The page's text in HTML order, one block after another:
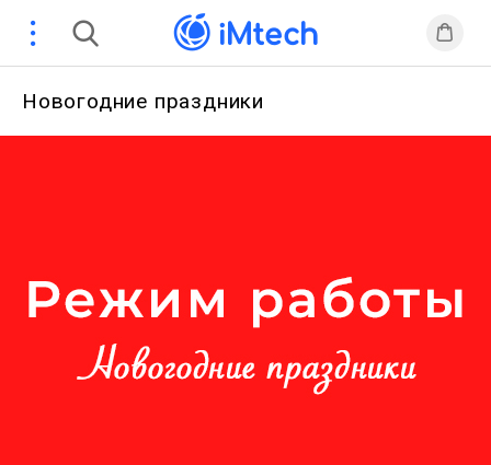
Новогодние праздники